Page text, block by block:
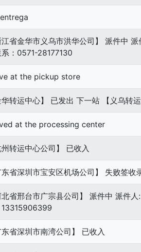
江省金华市义乌市洪华公司】 派件中
：0571-28177130
at the pickup store
华转运中心】 已发出 下一站 【义乌转
at the processing center
州转运中心公司】 已收入
东省深圳市宝安区机场公司】 失败签
北省邢台市广宗县公司】 派件中 派件
13315906399
东省深圳市南湾公司】 已收入